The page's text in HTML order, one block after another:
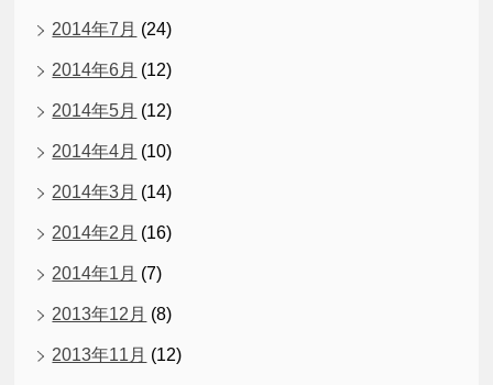
2014年7月 (24)
2014年6月 (12)
2014年5月 (12)
2014年4月 (10)
2014年3月 (14)
2014年2月 (16)
2014年1月 (7)
2013年12月 (8)
2013年11月 (12)